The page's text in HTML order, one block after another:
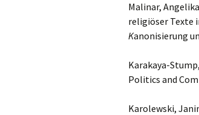
Malinar,
religiöser Texte
Kanonisierung
Karakaya-
Politics and
Karolewski,